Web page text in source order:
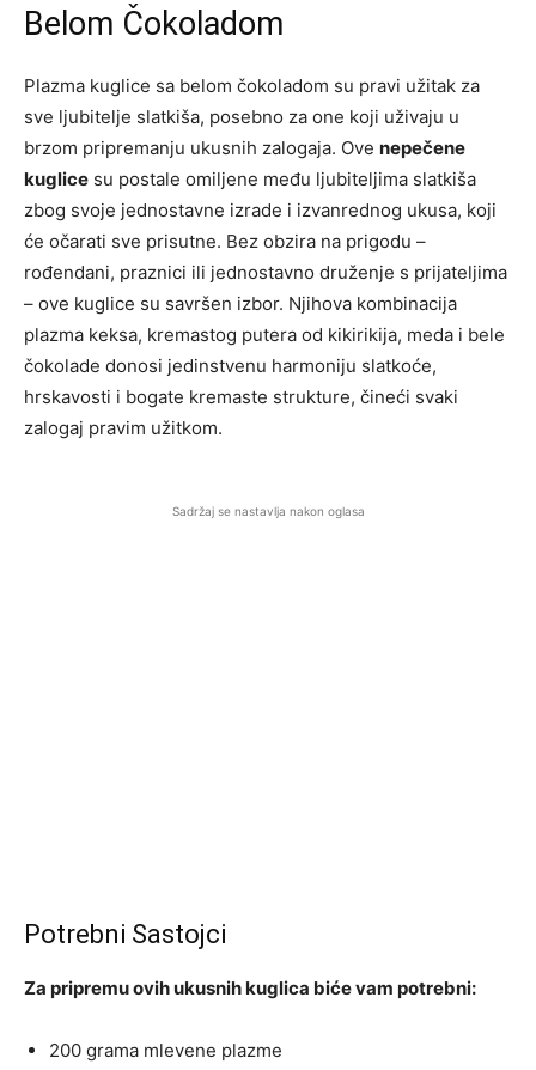
Belom Čokoladom
Plazma kuglice sa belom čokoladom su pravi užitak za
sve ljubitelje slatkiša, posebno za one koji uživaju u
brzom pripremanju ukusnih zalogaja. Ove nepečene
kuglice su postale omiljene među ljubiteljima slatkiša
zbog svoje jednostavne izrade i izvanrednog ukusa, koji
će očarati sve prisutne. Bez obzira na prigodu –
rođendani, praznici ili jednostavno druženje s prijateljima
– ove kuglice su savršen izbor. Njihova kombinacija
plazma keksa, kremastog putera od kikirikija, meda i bele
čokolade donosi jedinstvenu harmoniju slatkoće,
hrskavosti i bogate kremaste strukture, čineći svaki
zalogaj pravim užitkom.
Sadržaj se nastavlja nakon oglasa
Potrebni Sastojci
Za pripremu ovih ukusnih kuglica biće vam potrebni:
200 grama mlevene plazme